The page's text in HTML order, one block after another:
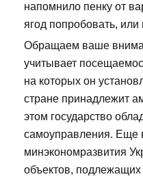
напомнило пенку от
ягод попробовать, или
Обращаем ваше
учитывает
на которых он
стране принадлежит
этом государство
самоуправления. Еще
минэкономразвития
объектов,